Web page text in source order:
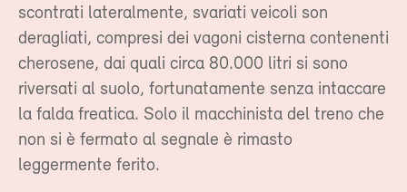
scontrati lateralmente, svariati veicoli son
deragliati, compresi dei vagoni cisterna contenenti
cherosene, dai quali circa 80.000 litri si sono
riversati al suolo, fortunatamente senza intaccare
la falda freatica. Solo il macchinista del treno che
non si è fermato al segnale è rimasto
leggermente ferito.